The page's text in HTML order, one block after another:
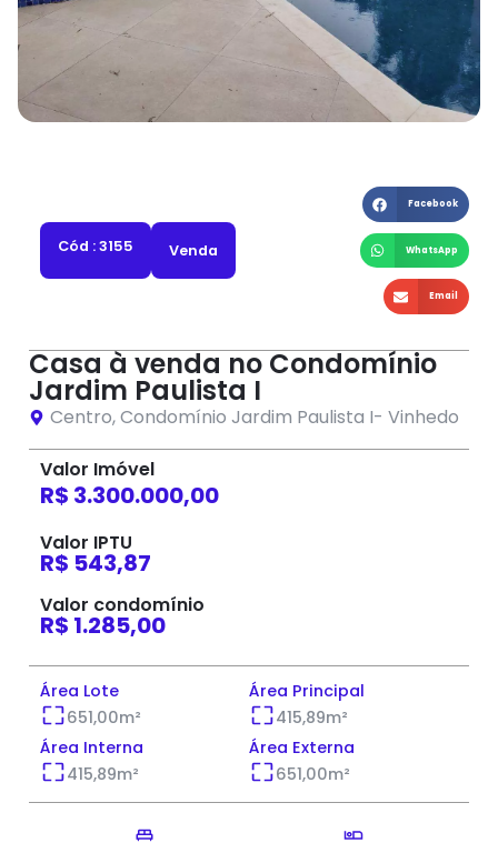
Cód : 3155 Venda
Facebook
WhatsApp
Email
Casa à venda no Condomínio
Jardim Paulista I
Centro,Condomínio Jardim Paulista I- Vinhedo
Valor Imóvel
R$ 3.300.000,00
Valor IPTU
R$ 543,87
Valor condomínio
R$ 1.285,00
Área Lote
651,00m²
Área Principal
415,89m²
Área Interna
415,89m²
Área Externa
651,00m²